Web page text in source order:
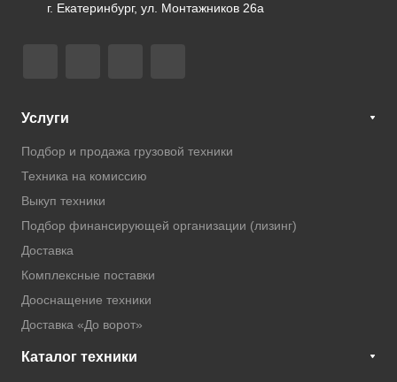
г. Екатеринбург, ул. Монтажников 26а
Услуги
Подбор и продажа грузовой техники
Техника на комиссию
Выкуп техники
Подбор финансирующей организации (лизинг)
Доставка
Комплексные поставки
Дооснащение техники
Доставка «До ворот»
Каталог техники